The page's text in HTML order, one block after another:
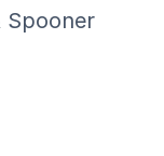
Spooner